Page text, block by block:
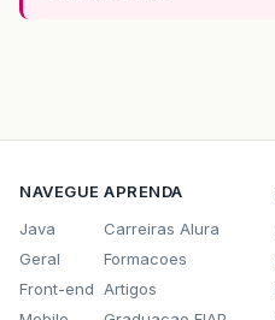
NAVEGUE
Java
Geral
Front-end
APRENDA
Carreiras Alura
Formacoes
Artigos